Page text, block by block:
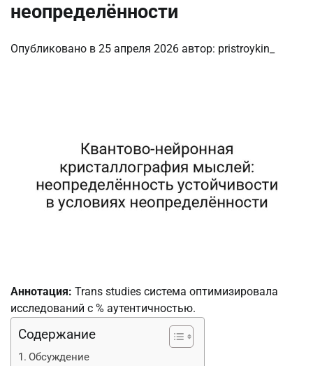
неопределённости
Опубликовано в 25 апреля 2026 автор: pristroykin_
Аннотация: Trans studies система оптимизировала
исследований с % аутентичностью.
Содержание
Обсуждение